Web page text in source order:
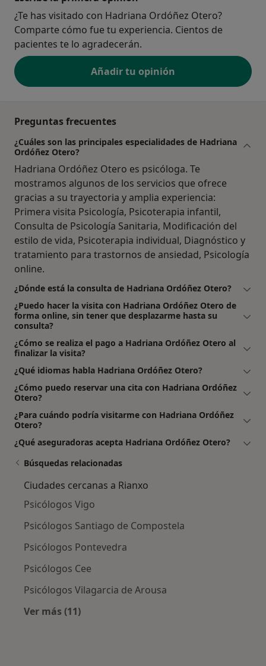
¿Te has visitado con Hadriana Ordóñez Otero?
Comparte cómo fue tu experiencia. Cientos de
pacientes te lo agradecerán.
Añadir tu opinión
Preguntas frecuentes
¿Cuáles son las principales especialidades de Hadriana
Ordóñez Otero?
Hadriana Ordóñez Otero es psicóloga. Te
mostramos algunos de los servicios que ofrece
gracias a su trayectoria y amplia experiencia:
Primera visita Psicología, Psicoterapia infantil,
Consulta de Psicología Sanitaria, Modificación del
estilo de vida, Psicoterapia individual, Diagnóstico y
tratamiento para trastornos de ansiedad, Psicología
online.
¿Dónde está la consulta de Hadriana Ordóñez Otero?
¿Puedo hacer la visita con Hadriana Ordóñez Otero de
forma online, sin tener que desplazarme hasta su
consulta?
¿Cómo se realiza el pago a Hadriana Ordóñez Otero al
finalizar la visita?
¿Qué idiomas habla Hadriana Ordóñez Otero?
¿Cómo puedo reservar una cita con Hadriana Ordóñez
Otero?
¿Para cuándo podría visitarme con Hadriana Ordóñez
Otero?
¿Qué aseguradoras acepta Hadriana Ordóñez Otero?
Búsquedas relacionadas
Ciudades cercanas a Rianxo
Psicólogos Vigo
Psicólogos Santiago de Compostela
Psicólogos Pontevedra
Psicólogos Cee
Psicólogos Vilagarcia de Arousa
Ver más (11)